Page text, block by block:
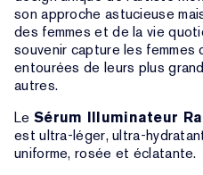
son approche astucieuse
des femmes et de la vie
souvenir capture les femmes
entourées de leurs plus
autres.
Le Sérum Illuminateur
est ultra-léger, ultra-
uniforme, rosée et éclatante.